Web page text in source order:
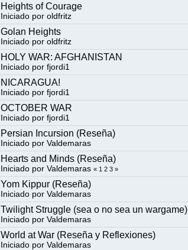
Heights of Courage
Iniciado poroldfritz
Golan Heights
Iniciado poroldfritz
HOLY WAR: AFGHANISTAN
Iniciado porfjordi1
NICARAGUA!
Iniciado porfjordi1
OCTOBER WAR
Iniciado porfjordi1
Persian Incursion (Reseña)
Iniciado porValdemaras
Hearts and Minds (Reseña)
Iniciado porValdemaras « 1 2 3 »
Yom Kippur (Reseña)
Iniciado porValdemaras
Twilight Struggle (sea o no sea un wargame)
Iniciado porValdemaras
World at War (Reseña y Reflexiones)
Iniciado porValdemaras